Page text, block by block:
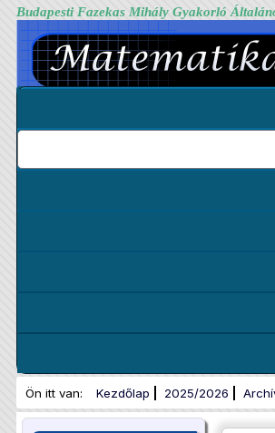
Budapesti Fazekas Mihály Gyakorló
Ön itt van: Kezdőlap 2025/2026